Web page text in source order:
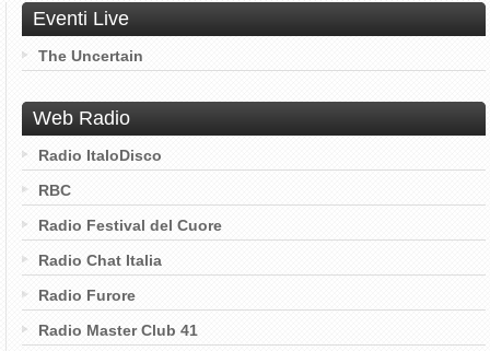
Eventi Live
The Uncertain
Web Radio
Radio ItaloDisco
RBC
Radio Festival del Cuore
Radio Chat Italia
Radio Furore
Radio Master Club 41